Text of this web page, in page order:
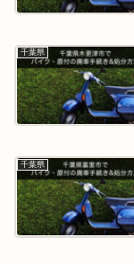
千葉県
千葉県